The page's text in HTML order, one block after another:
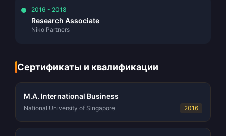
2016 - 2018
Research Associate
Niko Partners
Сертификаты и квалификации
M.A. International Business
National University of Singapore 2016